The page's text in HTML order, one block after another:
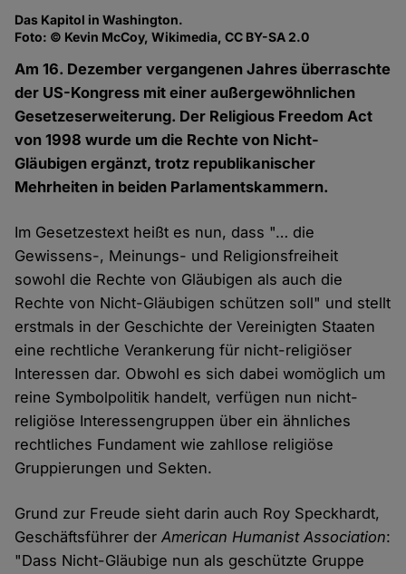
Das Kapitol in Washington.
Foto: © Kevin McCoy, Wikimedia, CC BY-SA 2.0
Am 16. Dezember vergangenen Jahres überraschte
der US-Kongress mit einer außergewöhnlichen
Gesetzeserweiterung. Der Religious Freedom Act
von 1998 wurde um die Rechte von Nicht-
Gläubigen ergänzt, trotz republikanischer
Mehrheiten in beiden Parlamentskammern.
Im Gesetzestext heißt es nun, dass "… die
Gewissens-, Meinungs- und Religionsfreiheit
sowohl die Rechte von Gläubigen als auch die
Rechte von Nicht-Gläubigen schützen soll" und stellt
erstmals in der Geschichte der Vereinigten Staaten
eine rechtliche Verankerung für nicht-religiöser
Interessen dar. Obwohl es sich dabei womöglich um
reine Symbolpolitik handelt, verfügen nun nicht-
religiöse Interessengruppen über ein ähnliches
rechtliches Fundament wie zahllose religiöse
Gruppierungen und Sekten.
Grund zur Freude sieht darin auch Roy Speckhardt,
Geschäftsführer derAmerican Humanist Association:
"Dass Nicht-Gläubige nun als geschützte Gruppe